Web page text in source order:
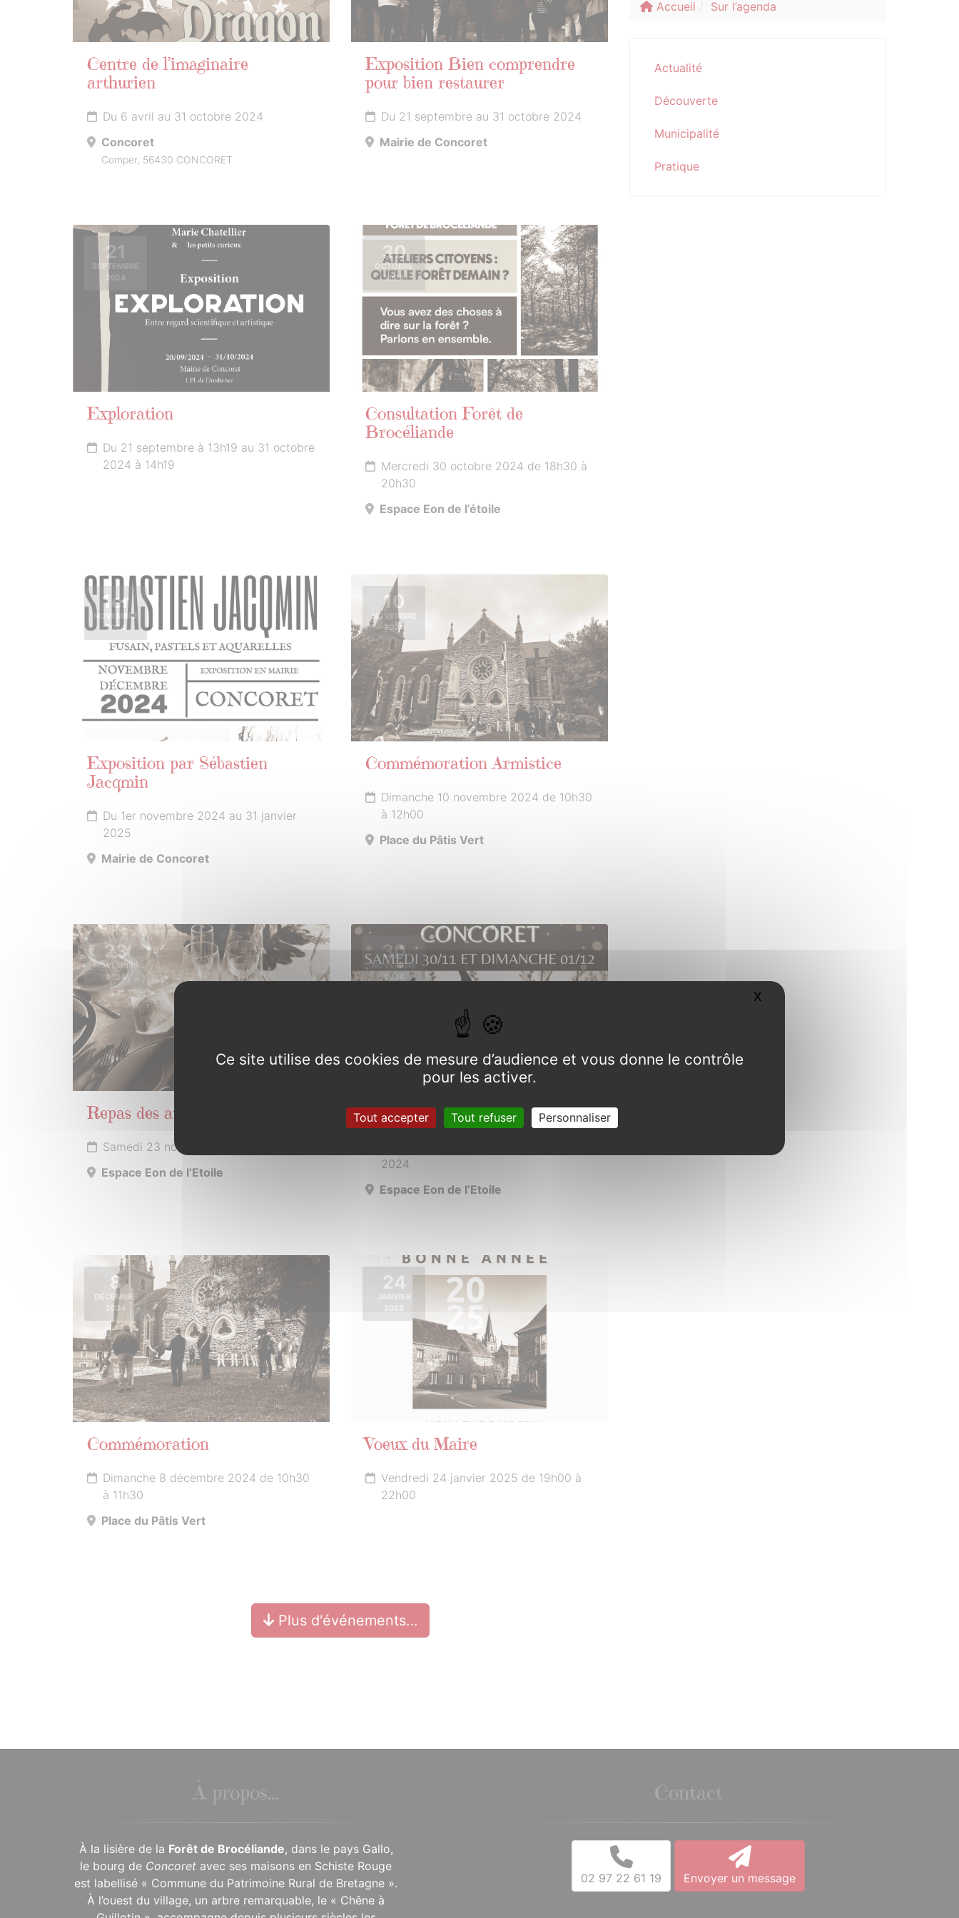
Centre de l’imaginaire
arthurien
Du 6 avril au 31 octobre 2024
Concoret
Comper, 56430 CONCORET
Exposition Bien comprendre
pour bien restaurer
Du 21 septembre au 31 octobre 2024
Mairie de Concoret
21
SEPTEMBRE
2024
Exploration
Du 21 septembre à 13h19 au 31 octobre
2024 à 14h19
30
OCTOBRE
2024
Consultation Forêt de
Brocéliande
Mercredi 30 octobre 2024 de 18h30 à
20h30
Espace Eon de l’étoile
1er
NOVEMBRE
2024
Exposition par Sébastien
Jacqmin
Du 1er novembre 2024 au 31 janvier
2025
Mairie de Concoret
10
NOVEMBRE
2024
Commémoration Armistice
Dimanche 10 novembre 2024 de 10h30
à 12h00
Place du Pâtis Vert
23
NOVEMBRE
2024
Repas des anciens
Samedi 23 novembre 2024
Espace Eon de l’Etoile
30
NOVEMBRE
2024
Marché de Noël
2024
Espace Eon de l’Etoile
8
DÉCEMBRE
2024
Commémoration
Dimanche 8 décembre 2024 de 10h30
à 11h30
Place du Pâtis Vert
24
JANVIER
2025
Voeux du Maire
Vendredi 24 janvier 2025 de 19h00 à
22h00
Plus d'événements…
Accueil Sur l’agenda
Actualité
Découverte
Municipalité
Pratique
À propos...
À la lisière de la Forêt de Brocéliande, dans le pays Gallo,
le bourg de Concoret avec ses maisons en Schiste Rouge
est labellisé « Commune du Patrimoine Rural de Bretagne ».
À l’ouest du village, un arbre remarquable, le « Chêne à
Contact
02 97 22 61 19 Envoyer un message
Ce site utilise des cookies de mesure d’audience et vous donne le contrôle
pour les activer.
Tout accepter Tout refuser Personnaliser
X Masquer le bandeau des cookies